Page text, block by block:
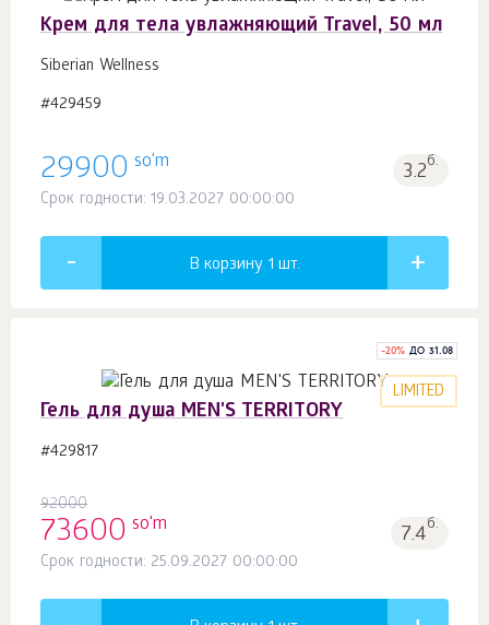
Крем для тела увлажняющий Travel, 50 мл
Siberian Wellness
#429459
29900 so'm 3.2б.
Срок годности: 19.03.2027 00:00:00
В корзину 1 шт.
-20% ДО 31.08
LIMITED
Гель для душа MEN'S TERRITORY
#429817
92000
73600 so'm 7.4б.
Срок годности: 25.09.2027 00:00:00